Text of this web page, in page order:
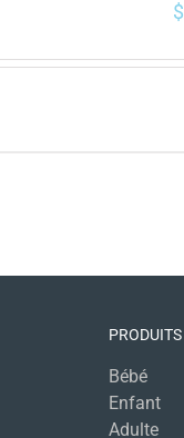
$
PRODUITS
Bébé
Enfant
Adulte